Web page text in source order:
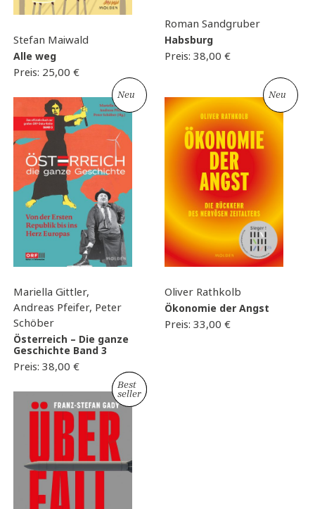
Stefan Maiwald
Alle weg
Preis: 25,00 €
Roman Sandgruber
Habsburg
Preis: 38,00 €
Neu
Mariella Gittler,
Andreas Pfeifer, Peter
Schöber
Österreich – Die ganze
Geschichte Band 3
Preis: 38,00 €
Neu
Oliver Rathkolb
Ökonomie der Angst
Preis: 33,00 €
Neu
Best
seller